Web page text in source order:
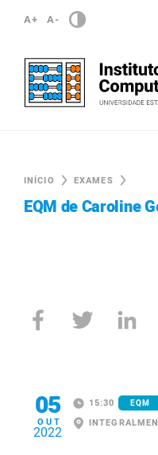
A+ A-
INÍCIO EXAMES
EQM de Caroline
05
OUT
2022
15:30 EQM